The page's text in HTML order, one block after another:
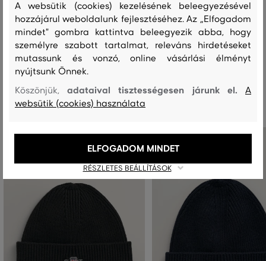
MOSÁS FEHÉRÍTÉS SZÁRÍTÁS TISZTÍTÁS
Ajánlott termékek
A websütik (cookies) kezelésének beleegyezésével
hozzájárul weboldalunk fejlesztéséhez. Az „Elfogadom
mindet" gombra kattintva beleegyezik abba, hogy
személyre szabott tartalmat, releváns hirdetéseket
mutassunk és vonzó, online vásárlási élményt
nyújtsunk Önnek.
Köszönjük,adataival tisztességesen járunk el.A
websütik (cookies) használata
RÉSZLETES BEÁLLÍTÁSOK
ELFOGADOM MINDET